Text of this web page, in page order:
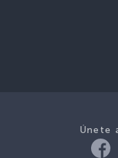
Únete